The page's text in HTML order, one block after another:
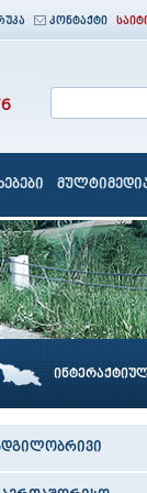
კონტაქტი